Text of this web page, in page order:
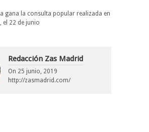
Redacción Zas Madrid
On 25 junio, 2019
http://zasmadrid.com/